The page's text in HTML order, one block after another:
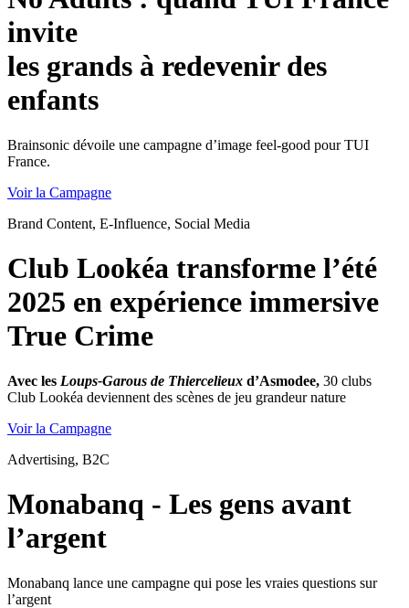
invite
les grands à redevenir des
enfants
Brainsonic dévoile une campagne d’image feel-good pour TUI
France.
Voir la Campagne
Brand Content, E-Influence, Social Media
Club Lookéa transforme l’été
2025 en expérience immersive
True Crime
Avec les Loups-Garous de Thiercelieux d’Asmodee, 30 clubs
Club Lookéa deviennent des scènes de jeu grandeur nature
Voir la Campagne
Advertising, B2C
Monabanq - Les gens avant
l’argent
Monabanq lance une campagne qui pose les vraies questions sur
l’argent